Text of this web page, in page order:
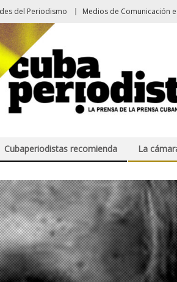
del Periodismo Medios de Comunicación
Cubaperiodistas recomienda La